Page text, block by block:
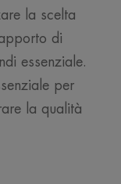
la scelta
di
essenziale.
per
la qualità